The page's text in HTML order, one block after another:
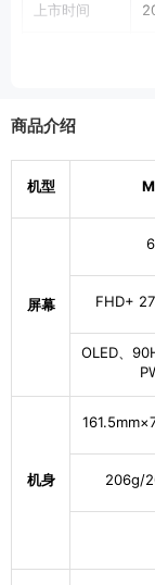
上市时间
机身尺寸
机身重量
屏幕尺寸
主屏材质
z）
操作系统
商品介绍
机型
屏幕 FHD+
OLED、
机身 206g/